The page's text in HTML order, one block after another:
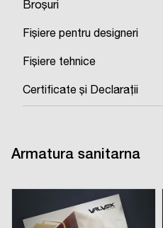
Broșuri
Fișiere pentru designeri
Fișiere tehnice
Certificate și Declarații
Armatura sanitarna